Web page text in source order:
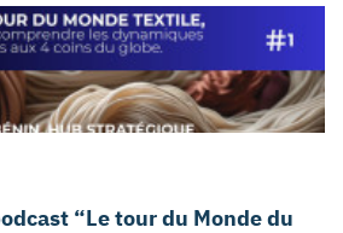
“Le tour du Monde du